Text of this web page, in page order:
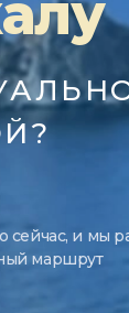
сейчас, и мы
маршрут